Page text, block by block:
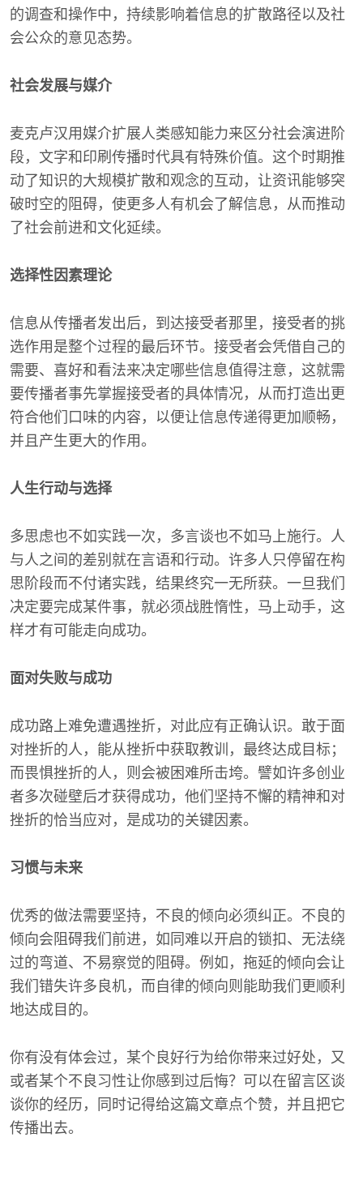
的调查和操作中，持续影响着信息的扩散路径以及社
会公众的意见态势。
社会发展与媒介
麦克卢汉用媒介扩展人类感知能力来区分社会演进阶
段，文字和印刷传播时代具有特殊价值。这个时期推
动了知识的大规模扩散和观念的互动，让资讯能够突
破时空的阻碍，使更多人有机会了解信息，从而推动
了社会前进和文化延续。
选择性因素理论
信息从传播者发出后，到达接受者那里，接受者的挑
选作用是整个过程的最后环节。接受者会凭借自己的
需要、喜好和看法来决定哪些信息值得注意，这就需
要传播者事先掌握接受者的具体情况，从而打造出更
符合他们口味的内容，以便让信息传递得更加顺畅，
并且产生更大的作用。
人生行动与选择
多思虑也不如实践一次，多言谈也不如马上施行。人
与人之间的差别就在言语和行动。许多人只停留在构
思阶段而不付诸实践，结果终究一无所获。一旦我们
决定要完成某件事，就必须战胜惰性，马上动手，这
样才有可能走向成功。
面对失败与成功
成功路上难免遭遇挫折，对此应有正确认识。敢于面
对挫折的人，能从挫折中获取教训，最终达成目标；
而畏惧挫折的人，则会被困难所击垮。譬如许多创业
者多次碰壁后才获得成功，他们坚持不懈的精神和对
挫折的恰当应对，是成功的关键因素。
习惯与未来
优秀的做法需要坚持，不良的倾向必须纠正。不良的
倾向会阻碍我们前进，如同难以开启的锁扣、无法绕
过的弯道、不易察觉的阻碍。例如，拖延的倾向会让
我们错失许多良机，而自律的倾向则能助我们更顺利
地达成目的。
你有没有体会过，某个良好行为给你带来过好处，又
或者某个不良习性让你感到过后悔？可以在留言区谈
谈你的经历，同时记得给这篇文章点个赞，并且把它
传播出去。